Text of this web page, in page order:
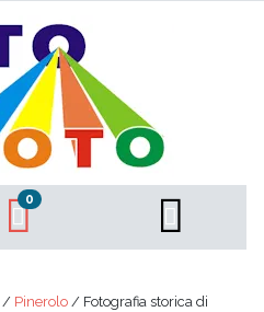
0
/ Pinerolo / Fotografia storica di